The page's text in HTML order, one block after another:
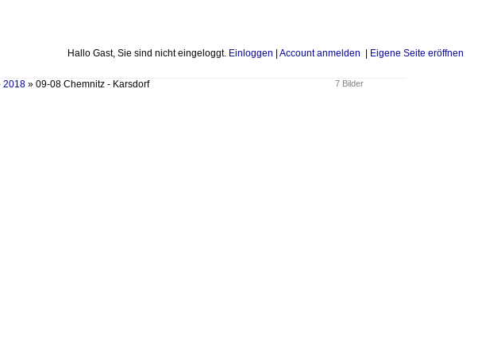
Hallo Gast, Sie sind nicht eingeloggt. Einloggen Account anmelden Eigene Seite eröffnen
7 Bilder
2018 » 09-08 Chemnitz - Karsdorf